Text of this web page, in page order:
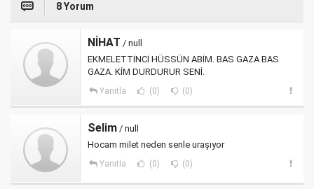
8 Yorum
NİHAT / null
EKMELETTİNCİ HÜSSÜN ABİM. BAS GAZA BAS
GAZA. KİM DURDURUR SENİ.
Yanıtla (0) (0)
Selim / null
Hocam milet neden senle uraşıyor
Yanıtla (0) (0)